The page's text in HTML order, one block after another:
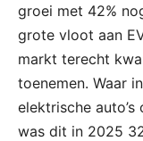
groei met 42%
grote vloot aan
markt terecht
toenemen. Waar
elektrische
was dit in 2025